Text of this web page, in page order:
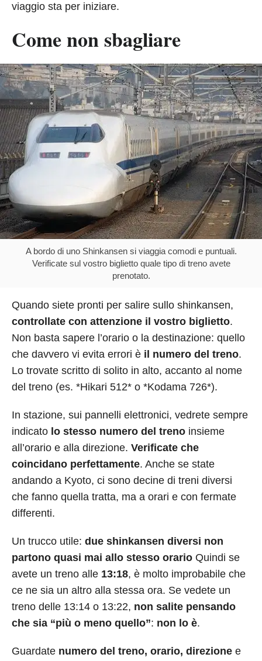
viaggio sta per iniziare.
Come non sbagliare
A bordo di uno Shinkansen si viaggia comodi e puntuali.
Verificate sul vostro biglietto quale tipo di treno avete
prenotato.
Quando siete pronti per salire sullo shinkansen,
controllate con attenzione il vostro biglietto.
Non basta sapere l’orario o la destinazione: quello
che davvero vi evita errori è il numero del treno.
Lo trovate scritto di solito in alto, accanto al nome
del treno (es. *Hikari 512* o *Kodama 726*).
In stazione, sui pannelli elettronici, vedrete sempre
indicato lo stesso numero del treno insieme
all’orario e alla direzione. Verificate che
coincidano perfettamente. Anche se state
andando a Kyoto, ci sono decine di treni diversi
che fanno quella tratta, ma a orari e con fermate
differenti.
Un trucco utile: due shinkansen diversi non
partono quasi mai allo stesso orario Quindi se
avete un treno alle 13:18, è molto improbabile che
ce ne sia un altro alla stessa ora. Se vedete un
treno delle 13:14 o 13:22, non salite pensando
che sia “più o meno quello”: non lo è.
Guardate numero del treno, orario, direzione e